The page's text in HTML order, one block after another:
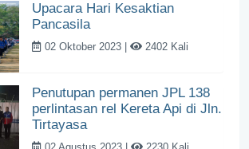
Upacara Hari Kesaktian
Pancasila
02 Oktober 2023 | 2402 Kali
Penutupan permanen JPL 138
perlintasan rel Kereta Api di Jln.
Tirtayasa